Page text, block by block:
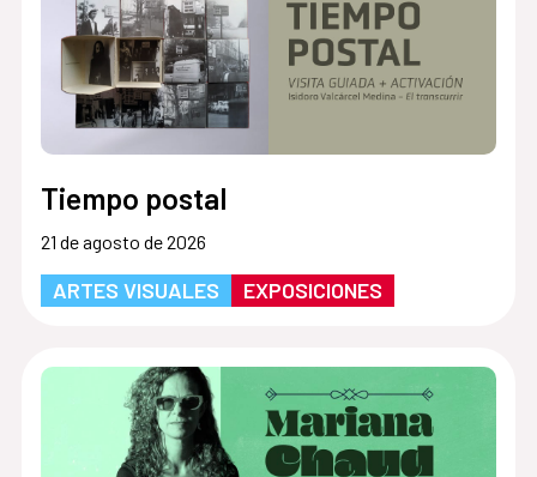
Tiempo postal
21 de agosto de 2026
ARTES VISUALES EXPOSICIONES